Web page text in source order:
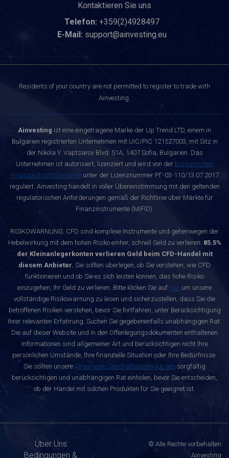
Kontaktieren Sie uns
Telefon: +359(2)4928497
E-Mail: support@ainvesting.eu
Residents of your country are not permitted to register to trade with
Ainvesting.
Ainvesting ist eine eingetragene Marke der Up Trend LTD, einem in
Bulgarien registrierten Unternehmen mit UIC/PIC 121527003, mit Sitz in
der Nikola Y. Vaptsarov Blvd. 51A, 1407 Sofia, Bulgarien. Das
Unternehmen ist autorisiert, lizenziert und wird von der bulgarischen
Finanzaufsichtsbehördeunter der Lizenznummer РГ-03-110/13.07.2017
reguliert. Ainvesting handelt in voller Übereinstimmung mit den geltenden
regulatorischen Anforderungen gemäß der Richtlinie über Märkte für
Finanzinstrumente (MiFID).
RISIKOWARNUNG: CFD sind komplexe Instrumente und gehenwegen der
Hebelwirkung mit dem hohen Risiko einher, schnell Geld zu verlieren. 85.5%
der Kleinanlegerkonten verlieren Geld beim CFD-Handel mit
diesem Anbieter. Sie sollten überlegen, ob Sie verstehen, wie CFD
funktionieren und ob Sie es sich leisten können, das hohe Risiko
einzugehen, Ihr Geld zu verlieren. Bitte klicken Sie auf hier um unsere
vollständige Risikowarnung zu lesen und sicherzustellen, dass Sie die
betroffenen Risiken verstehen, bevor Sie fortfahren, unter Berücksichtigung
Ihrer relevanten Erfahrung. Suchen Sie gegebenenfalls unabhängigen Rat.
Die auf dieser Website und in den Offenlegungsdokumenten enthaltenen
Informationen sind allgemeiner Art und berücksichtigen nicht Ihre
persönlichen Umstände, Ihre finanzielle Situation oder Ihre Bedürfnisse.
Sie sollten unsere Allgemeine Geschäftsbedingungen sorgfältig
berücksichtigen und unabhängigen Rat einholen, bevor Sie entscheiden,
ob der Handel mit solchen Produkten für Sie geeignet ist.
Über Uns
Bedingungen &
© Alle Rechte vorbehalten
Ainvesting